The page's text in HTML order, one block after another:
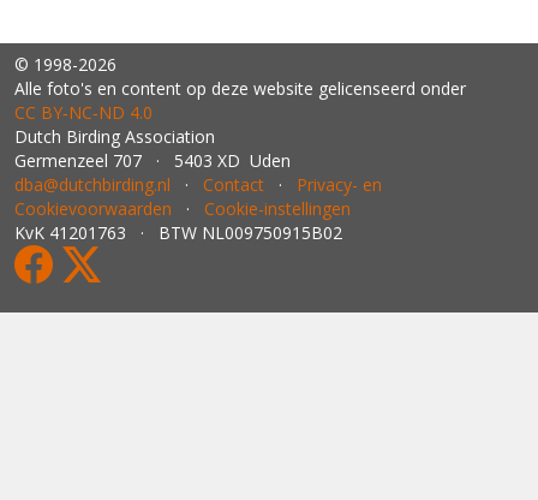
© 1998-2026
Alle foto's en content op deze website gelicenseerd onder
CC BY‑NC‑ND 4.0
Dutch Birding Association
Germenzeel 707 · 5403 XD Uden
dba@dutchbirding.nl · Contact · Privacy- en
Cookievoorwaarden · Cookie-instellingen
KvK 41201763 · BTW NL009750915B02